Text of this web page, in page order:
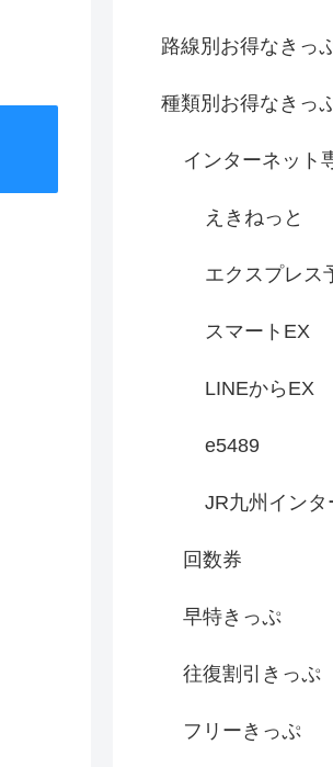
路線別お得なきっ
種類別お得なきっ
インターネット
えきねっと
エクスプレス
スマートEX
LINEからEX
e5489
JR九州イン
回数券
早特きっぷ
往復割引きっぷ
フリーきっぷ